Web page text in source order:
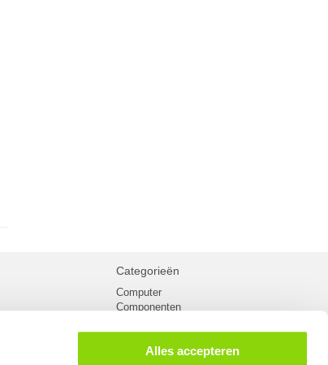
Alles accepteren
Categorieën
Computer
Componenten
Kabels
Netwerk